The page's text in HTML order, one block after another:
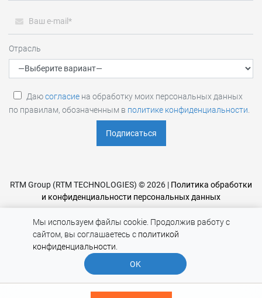
Мы используем файлы cookie. Продолжив работу с
сайтом, вы соглашаетесь с политикой
конфиденциальности
OK
Отрасль
Даюсогласие на обработку моих персональных данных
по правилам, обозначенным в политике конфиденциальности
RTM Group (RTM TECHNOLOGIES) © 2026 | Политика обработки
и конфиденциальности персональных данных